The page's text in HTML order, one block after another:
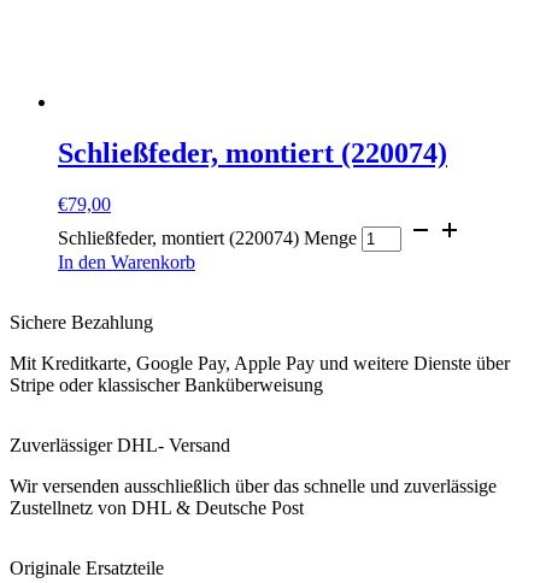
Schließfeder, montiert (220074)
€79,00
Schließfeder, montiert (220074) Menge
In den Warenkorb
Sichere Bezahlung
Mit Kreditkarte, Google Pay, Apple Pay und weitere Dienste über
Stripe oder klassischer Banküberweisung
Zuverlässiger DHL- Versand
Wir versenden ausschließlich über das schnelle und zuverlässige
Zustellnetz von DHL & Deutsche Post
Originale Ersatzteile